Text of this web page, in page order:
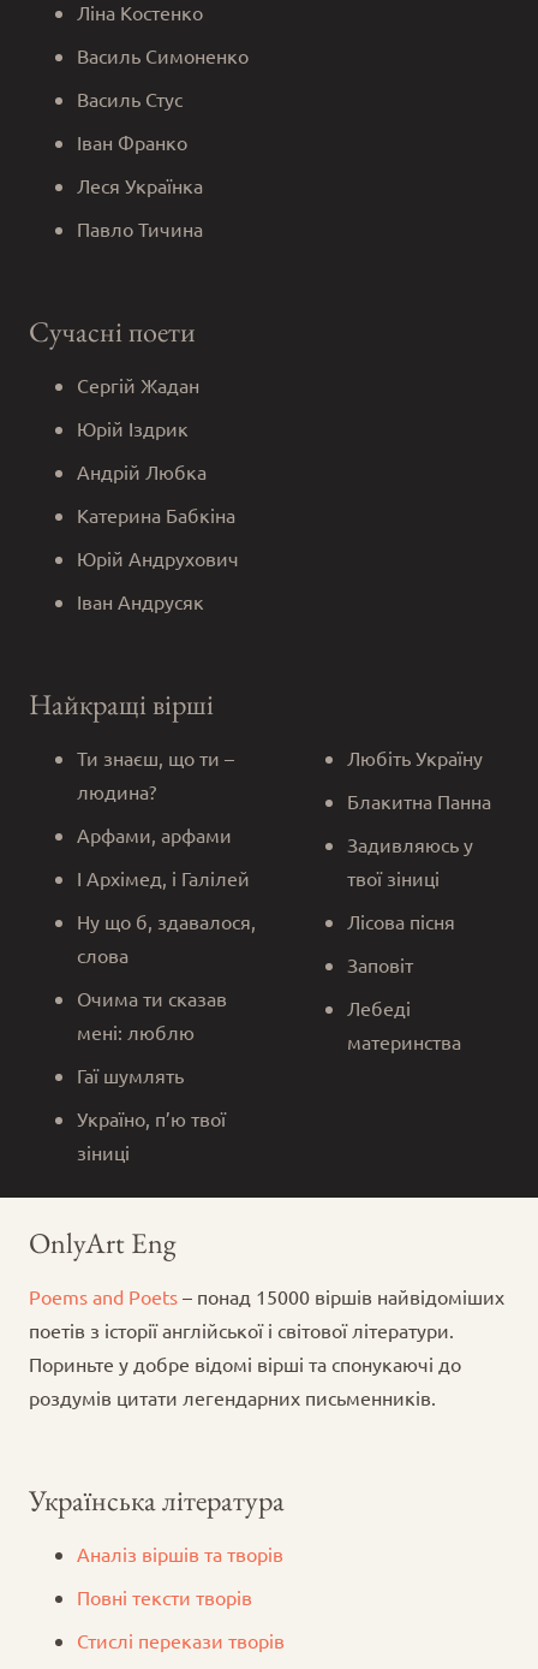
Ліна Костенко
Василь Симоненко
Василь Стус
Іван Франко
Леся Українка
Павло Тичина
Сучасні поети
Сергій Жадан
Юрій Іздрик
Андрій Любка
Катерина Бабкіна
Юрій Андрухович
Іван Андрусяк
Найкращі вірші
Ти знаєш, що ти –
людина?
Арфами, арфами
І Архімед, і Галілей
Ну що б, здавалося,
слова
Очима ти сказав
мені: люблю
Гаї шумлять
Україно, п’ю твої
зіниці
Любіть Україну
Блакитна Панна
Задивляюсь у
твої зіниці
Лісова пісня
Заповіт
Лебеді
материнства
OnlyArt Eng
Poems and Poets – понад 15000 віршів найвідоміших
поетів з історії англійської і світової літератури.
Пориньте у добре відомі вірші та спонукаючі до
роздумів цитати легендарних письменників.
Українська література
Аналіз віршів та творів
Повні тексти творів
Стислі перекази творів